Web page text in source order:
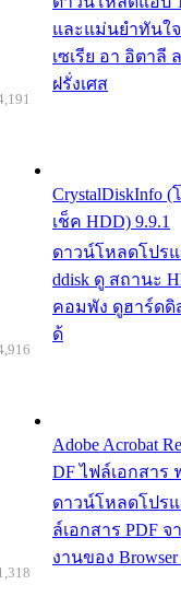
และแม่นยำทันใ
เซเรีย อา อิตาลี
ฝรั่งเศส
CrystalDiskInfo
เช็ค HDD) 9.9.1
ดาวน์โหลดโปรแ
ddisk ดู สถานะ
คอมพัง ดูฮาร์ดดิส
ด้
Adobe Acrobat
DF ไฟล์เอกสาร
ดาวน์โหลดโปรแ
ล์เอกสาร PDF
งานของ